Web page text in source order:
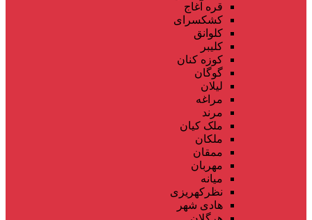
قره آغاج
کشکسرای
کلوانق
کلیبر
کوزه کنان
گوگان
لیلان
مراغه
مرند
ملک کیان
ملکان
ممقان
مهربان
میانه
نظرکهریزی
هادی شهر